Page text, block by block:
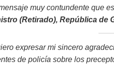
muy contundente que
(Retirado), República de
expresar mi sincero
de policía sobre los